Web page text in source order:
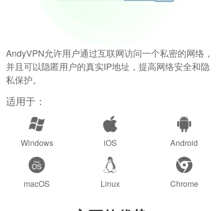
AndyVPN允许用户通过互联网访问一个私密的网络，
并且可以隐匿用户的真实IP地址，提高网络安全和隐
私保护。
适用于：
Windows iOS Android
macOS Linux Chrome